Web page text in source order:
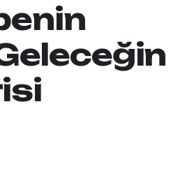
enin
eleceğin
isi